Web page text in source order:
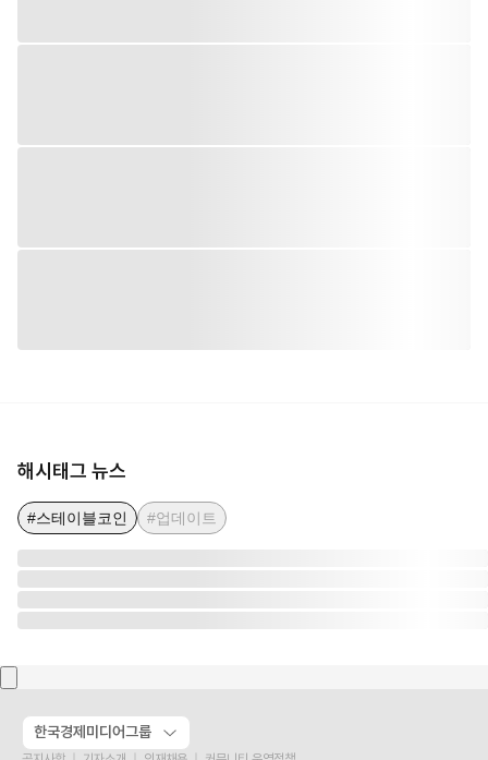
해시태그 뉴스
#스테이블코인 #업데이트
한국경제미디어그룹